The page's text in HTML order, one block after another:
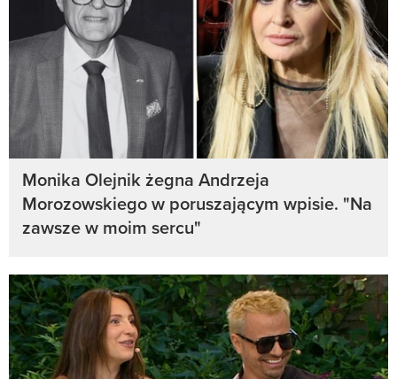
Monika Olejnik żegna Andrzeja
Morozowskiego w poruszającym wpisie. "Na
zawsze w moim sercu"